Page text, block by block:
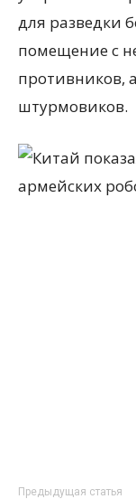
для разведки
помещение с
противников,
штурмовиков.
Предыдущая статья